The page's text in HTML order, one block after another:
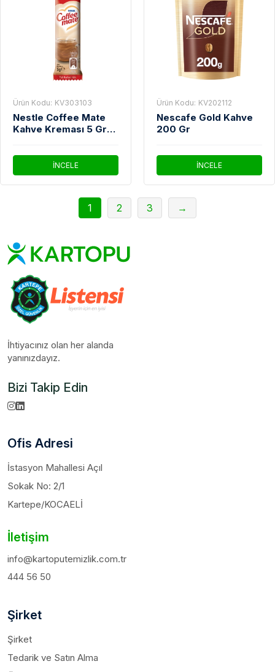
Ürün Kodu: KV303103
Nestle Coffee Mate
Kahve Kreması 5 Gr
İNCELE
Ürün Kodu: KV202112
Nescafe Gold Kahve
200 Gr
İNCELE
1 2 3 →
İhtiyacınız olan her alanda
yanınızdayız.
Bizi Takip Edin
Ofis Adresi
İstasyon Mahallesi Açıl
Sokak No: 2/1
Kartepe/KOCAELİ
İletişim
info@kartoputemizlik.com.tr
444 56 50
Şirket
Şirket
Tedarik ve Satın Alma